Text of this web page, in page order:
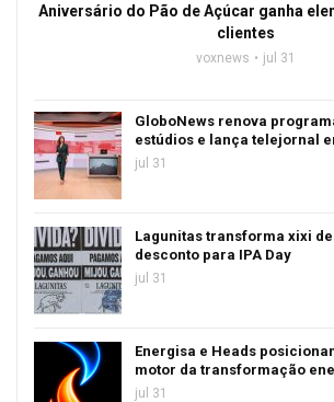
Aniversário do Pão de Açúcar ganha
clientes
voxnews jul 31
GloboNews renova
estúdios e lança telejornal
jul 31
Lagunitas transforma xixi
desconto para IPA Day
jul 31
Energisa e Heads
motor da transformação
jul 31